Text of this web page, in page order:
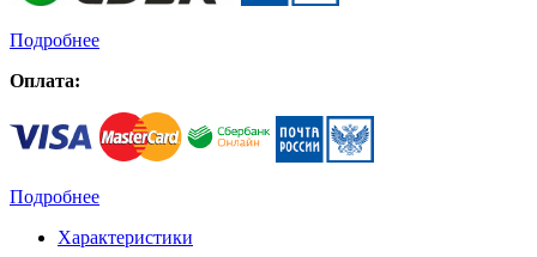
Подробнее
Оплата:
Подробнее
Характеристики